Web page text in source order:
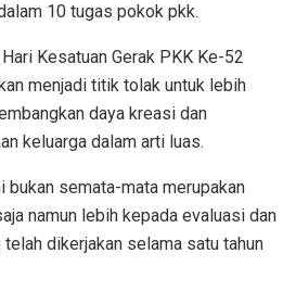
10 tugas pokok pkk.
Kesatuan Gerak PKK Ke-52
menjadi titik tolak untuk lebih
daya kreasi dan
keluarga dalam arti luas.
bukan semata-mata merupakan
namun lebih kepada evaluasi dan
dikerjakan selama satu tahun